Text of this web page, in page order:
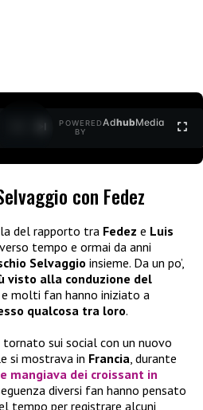
POWERED
BY
AdhubMedia
con Fedez
del rapporto tra Fedez e Luis
tempo e ormai da anni
Selvaggio insieme. Da un po’,
visto alla conduzione del
molti fan hanno iniziato a
qualcosa tra loro.
tornato sui social con un nuovo
si mostrava in Francia, durante
mangiava dei croissant in
diversi fan hanno pensato
tempo per registrare alcuni